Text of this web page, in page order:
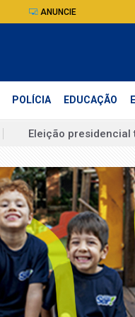
ANUNCIE
POLÍCIA EDUCAÇÃO
Eleição presidencial
Possível 'ciclone
Bolsonaro pede ao
Sem vice mulher,
Boulos chama vice
"Eu estuprei
Assinatura digital e
Unicamp recebe